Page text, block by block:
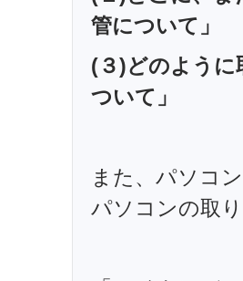
管について」
(３)どのよう
ついて」
また、パソコ
パソコンの取